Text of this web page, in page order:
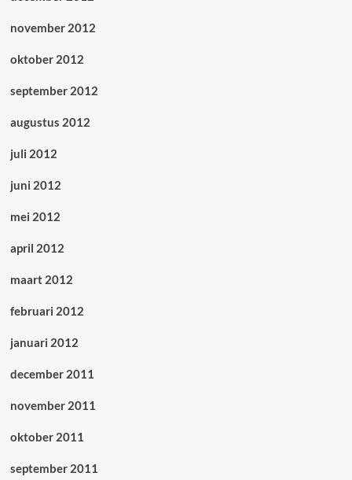
november 2012
oktober 2012
september 2012
augustus 2012
juli 2012
juni 2012
mei 2012
april 2012
maart 2012
februari 2012
januari 2012
december 2011
november 2011
oktober 2011
september 2011